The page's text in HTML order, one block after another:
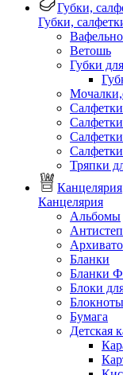
Губки,
Губки,
Ветошь
Губки
Тряпки
Канцелярия
Канцелярия
Альбомы
Бланки
Бланки
Блоки
Блокноты
Бумага
Детская